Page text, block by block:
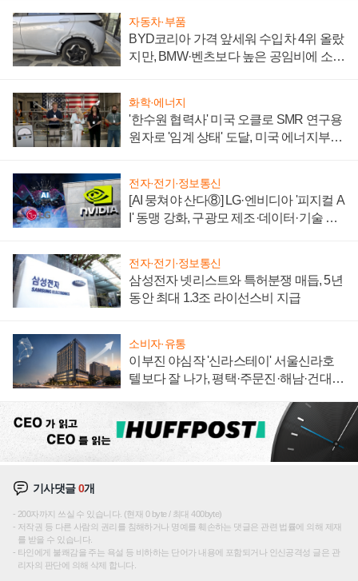
자동차·부품
BYD코리아 가격 앞세워 수입차 4위 올랐
지만, BMW·벤츠보다 높은 공임비에 소비
화학·에너지
'한수원 협력사' 미국 오클로 SMR 연구용
원자로 '임계 상태' 도달, 미국 에너지부
전자·전기·정보통신
[AI 뭉쳐야 산다⑧] LG·엔비디아 '피지컬 A
I' 동맹 강화, 구광모 제조·데이터·기술 결
전자·전기·정보통신
삼성전자 넷리스트와 특허분쟁 매듭, 5년
동안 최대 1.3조 라이선스비 지급
소비자·유통
이부진 야심작 '신라스테이' 서울신라호
텔보다 잘 나가, 평택·주문진·해남·건대로
기사댓글0개
200자까지 쓰실 수 있습니다. (현재 0 byte / 최대 400byte)
저작권 등 다른 사람의 권리를 침해하거나 명예를 훼손하는 댓글은 관련 법률에 의해 제재
를 받을 수 있습니다.
타인에게 불쾌감을 주는 욕설 등 비하하는 단어가 내용에 포함되거나 인신공격성 글은 관
리자의 판단에 의해 삭제 합니다.